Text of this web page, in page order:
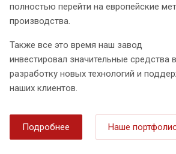
полностью перейти на европейские
производства.
Также все это время наш завод
инвестировал значительные средства в
разработку новых технологий и
наших клиентов.
Подробнее Наше